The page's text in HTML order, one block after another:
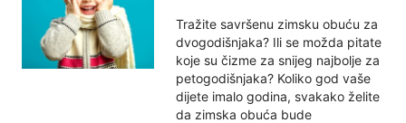
Tražite savršenu zimsku obuću za
dvogodišnjaka? Ili se možda pitate
koje su čizme za snijeg najbolje za
petogodišnjaka? Koliko god vaše
dijete imalo godina, svakako želite
da zimska obuća bude